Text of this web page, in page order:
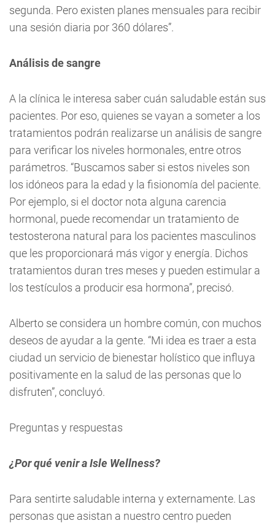
segunda. Pero existen planes mensuales para recibir
una sesión diaria por 360 dólares”.
Análisis de sangre
A la clínica le interesa saber cuán saludable están sus
pacientes. Por eso, quienes se vayan a someter a los
tratamientos podrán realizarse un análisis de sangre
para verificar los niveles hormonales, entre otros
parámetros. “Buscamos saber si estos niveles son
los idóneos para la edad y la fisionomía del paciente.
Por ejemplo, si el doctor nota alguna carencia
hormonal, puede recomendar un tratamiento de
testosterona natural para los pacientes masculinos
que les proporcionará más vigor y energía. Dichos
tratamientos duran tres meses y pueden estimular a
los testículos a producir esa hormona”, precisó.
Alberto se considera un hombre común, con muchos
deseos de ayudar a la gente. “Mi idea es traer a esta
ciudad un servicio de bienestar holístico que influya
positivamente en la salud de las personas que lo
disfruten”, concluyó.
Preguntas y respuestas
¿Por qué venir a Isle Wellness?
Para sentirte saludable interna y externamente. Las
personas que asistan a nuestro centro pueden